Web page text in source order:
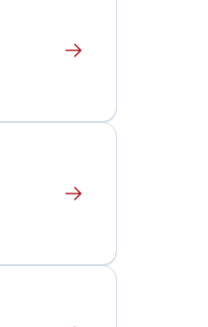
Erfahre
dieses
Erfahre
dieses